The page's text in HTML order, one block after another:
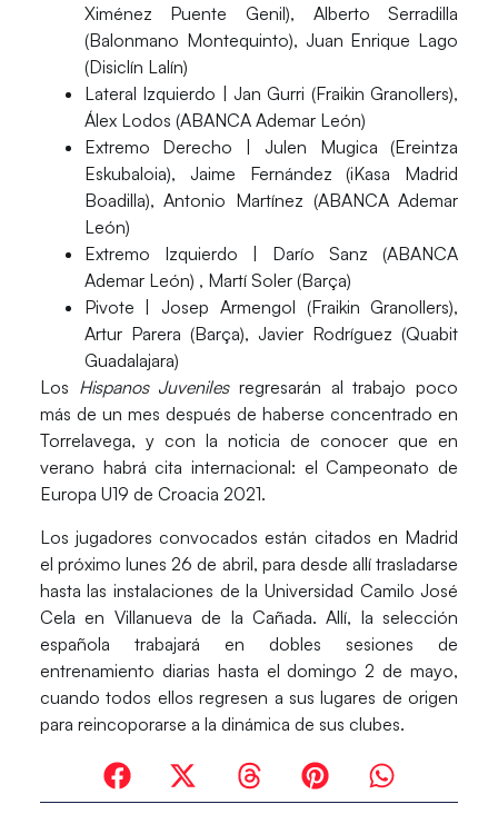
Ximénez Puente Genil), Alberto Serradilla
(Balonmano Montequinto), Juan Enrique Lago
(Disiclín Lalín)
Lateral Izquierdo | Jan Gurri (Fraikin Granollers),
Álex Lodos (ABANCA Ademar León)
Extremo Derecho | Julen Mugica (Ereintza
Eskubaloia), Jaime Fernández (iKasa Madrid
Boadilla), Antonio Martínez (ABANCA Ademar
León)
Extremo Izquierdo | Darío Sanz (ABANCA
Ademar León) , Martí Soler (Barça)
Pivote |
Josep Armengol (Fraikin Granollers),
Artur Parera (Barça), Javier Rodríguez (Quabit
Guadalajara)
Los Hispanos Juvenilesregresarán al trabajo poco
más de un mes después de haberse concentrado en
Torrelavega, y con la noticia de conocer que en
verano habrá cita internacional: elCampeonato de
Europa U19 de Croacia 2021.
Los jugadores convocados están citados en Madrid
el próximo lunes 26 de abril, para desde allí trasladarse
hasta las instalaciones de la Universidad Camilo José
Cela en Villanueva de la Cañada. Allí, la selección
española trabajará endobles sesiones de
entrenamiento diarias hasta el domingo 2 de mayo,
cuando todos ellos regresen a sus lugares de origen
para reincoporarse a la dinámica de sus clubes.